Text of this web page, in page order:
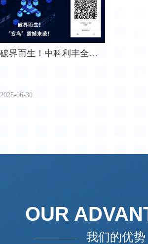
破界而生！中科利丰全新
2025-06-30
OUR
我们的优势